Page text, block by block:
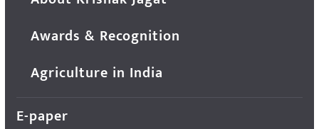
Awards & Recognition
Agriculture in India
E-paper